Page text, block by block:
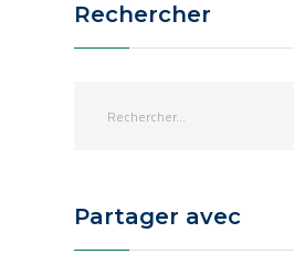
Rechercher
Partager avec